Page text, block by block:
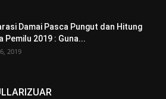
Damai Pasca Pungut dan Hitung
Pemilu 2019 : Guna...
2019